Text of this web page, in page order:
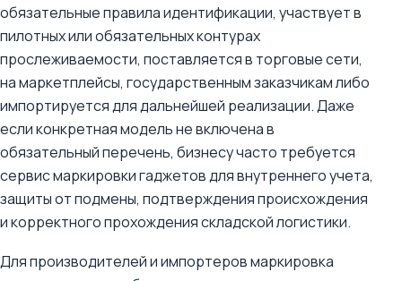
обязательные правила идентификации, участвует в
пилотных или обязательных контурах
прослеживаемости, поставляется в торговые сети,
на маркетплейсы, государственным заказчикам либо
импортируется для дальнейшей реализации. Даже
если конкретная модель не включена в
обязательный перечень, бизнесу часто требуется
сервис маркировки гаджетов для внутреннего учета,
защиты от подмены, подтверждения происхождения
и корректного прохождения складской логистики.
Для производителей и импортеров маркировка